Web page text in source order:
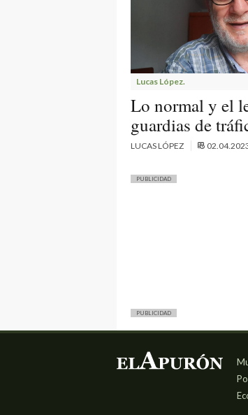
Lucas López.
Lo normal y el
guardias de
LUCAS LÓPEZ
PUBLICIDAD
PUBLICIDAD